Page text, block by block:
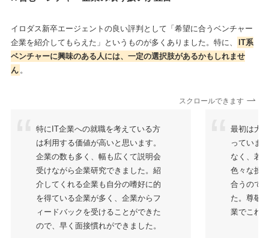
イロダス新卒エージェントの良い評判として「希望に合うベンチャー
企業を紹介してもらえた」というものが多くありました。特に、
IT系
ベンチャーに興味のある人には、一定の選択肢があるかもしれませ
ん 。
スクロールできます
特にIT企業への就職を考えている方
は利用する価値が高いと思います。
企業の数も多く、幅も広くて説明会
受けながら企業研究できました。紹
介してくれる企業も自分の嗜好に的
を得ている企業が多く、企業からフ
ィードバックを受けることができた
ので、早く面接慣れができました。
最初は大
っていま
なく、若
色々な挑
合うので
た。尊敬
業でこれ